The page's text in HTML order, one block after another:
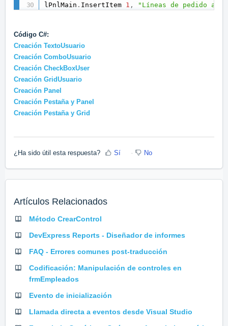
lPnlMain . InsertItem 1 , "Líneas de pedido
Código C#:
Creación TextoUsuario
Creación ComboUsuario
Creación CheckBoxUser
Creación GridUsuario
Creación Panel
Creación Pestaña y Panel
Creación Pestaña y Grid
¿Ha sido útil esta respuesta? Sí No
Artículos Relacionados
Método CrearControl
DevExpress Reports - Diseñador de informes
FAQ - Errores comunes post-traducción
Codificación: Manipulación de controles en
frmEmpleados
Evento de inicialización
Llamada directa a eventos desde Visual Studio